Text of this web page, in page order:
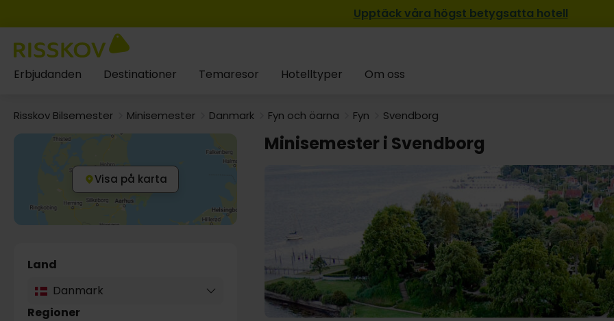
Upptäck våra högst betygsatta hotell
Erbjudanden Destinationer Temaresor Hotelltyper Om oss
Risskov Bilsemester Minisemester Danmark Fyn och öarna Fyn Svendborg
Visa på karta
Land
Danmark
Regioner
Minisemester i Svendborg